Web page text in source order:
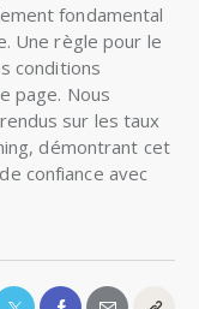
fondamental
Une règle pour le
conditions
page. Nous
sur les taux
démontrant cet
confiance avec